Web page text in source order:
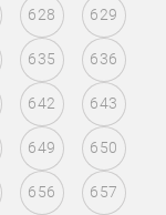
628 629
635 636
642 643
649 650
656 657